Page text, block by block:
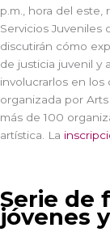
p.m., hora del
Servicios Juveniles
discutirán cómo
de justicia juvenil y
involucrarlos en los
organizada por
más de 100
artística. La
Serie de
jóvenes